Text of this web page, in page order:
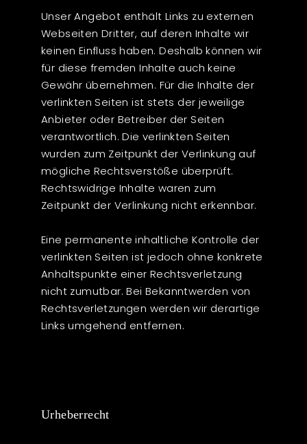
Unser Angebot enthält Links zu externen
Webseiten Dritter, auf deren Inhalte wir
keinen Einfluss haben. Deshalb können wir
für diese fremden Inhalte auch keine
Gewähr übernehmen. Für die Inhalte der
verlinkten Seiten ist stets der jeweilige
Anbieter oder Betreiber der Seiten
verantwortlich. Die verlinkten Seiten
wurden zum Zeitpunkt der Verlinkung auf
mögliche Rechtsverstöße überprüft.
Rechtswidrige Inhalte waren zum
Zeitpunkt der Verlinkung nicht erkennbar.
Eine permanente inhaltliche Kontrolle der
verlinkten Seiten ist jedoch ohne konkrete
Anhaltspunkte einer Rechtsverletzung
nicht zumutbar. Bei Bekanntwerden von
Rechtsverletzungen werden wir derartige
Links umgehend entfernen.
Urheberrecht